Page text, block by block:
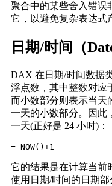
聚合中的某些舍入错误
它，以避免复杂表达式
日期/时间（
DAX 在日期/时间数据
浮点数，其中整数对应
而小数部分则表示当天
一天的小数部分。因此
一天(正好是 24 小时)：
= NOW()+1
它的结果是在计算当前
使用日期/时间的日期部